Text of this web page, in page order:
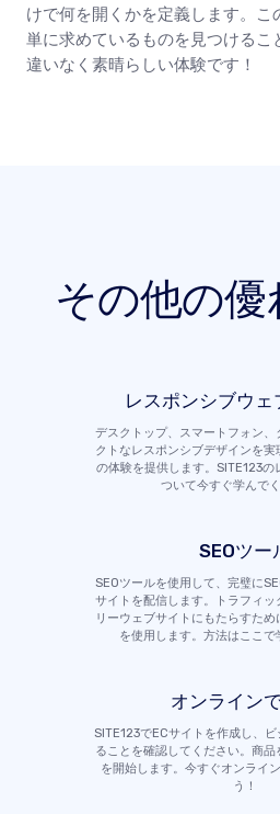
けで何を開くかを定義します。こ
単に求めているものを見つけるこ
違いなく素晴らしい体験です！
その他の
レスポンシブウェ
デスクトップ、スマートフォン、
クトなレスポンシブデザインを
の体験を提供します。SITE123の
ついて今すぐ学んでく
SEOツー
SEOツールを使用して、完璧に
サイトを配信します。トラフィッ
リーウェブサイトにもたらすた
を使用します。方法はここで
オンライン
SITE123でECサイトを作成し、
ることを確認してください。商
を開始します。今すぐオンライ
う！